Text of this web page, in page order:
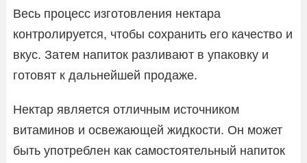
Весь процесс изготовления нектара
контролируется, чтобы сохранить его качество и
вкус. Затем напиток разливают в упаковку и
готовят к дальнейшей продаже.
Нектар является отличным источником
витаминов и освежающей жидкости. Он может
быть употреблен как самостоятельный напиток